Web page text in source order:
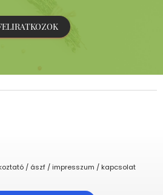
/ ászf / impresszum / kapcsolat